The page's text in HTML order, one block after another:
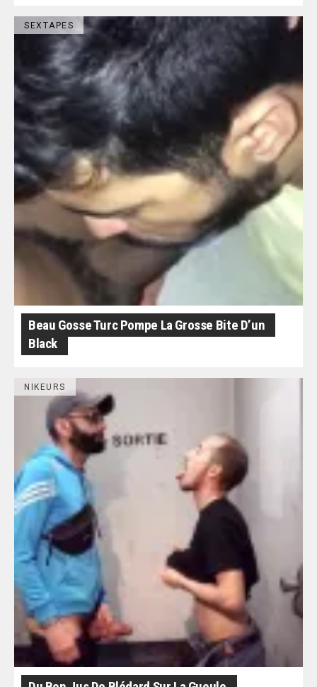
SEXTAPES
Beau Gosse Turc Pompe La Grosse Bite D’un
Black
NIKEURS